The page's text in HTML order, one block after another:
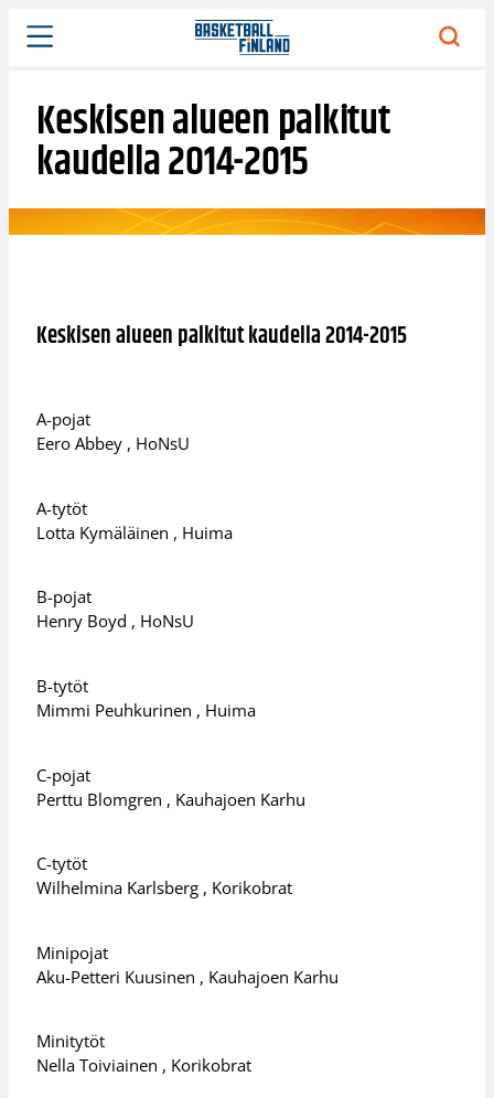
Siirry
sisältöön
Keskisen alueen palkitut
kaudella 2014-2015
Keskisen alueen palkitut kaudella 2014-2015
A-pojat
Eero Abbey , HoNsU
A-tytöt
Lotta Kymäläinen , Huima
B-pojat
Henry Boyd , HoNsU
B-tytöt
Mimmi Peuhkurinen , Huima
C-pojat
Perttu Blomgren , Kauhajoen Karhu
C-tytöt
Wilhelmina Karlsberg , Korikobrat
Minipojat
Aku-Petteri Kuusinen , Kauhajoen Karhu
Minitytöt
Nella Toiviainen , Korikobrat